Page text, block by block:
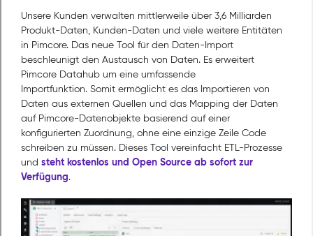
Unsere Kunden verwalten mittlerweile über 3,6 Milliarden
Produkt-Daten, Kunden-Daten und viele weitere Entitäten
in Pimcore. Das neue Tool für den Daten-Import
beschleunigt den Austausch von Daten. Es erweitert
Pimcore Datahub um eine umfassende
Importfunktion. Somit ermöglicht es das Importieren von
Daten aus externen Quellen und das Mapping der Daten
auf Pimcore-Datenobjekte basierend auf einer
konfigurierten Zuordnung, ohne eine einzige Zeile Code
schreiben zu müssen. Dieses Tool vereinfacht ETL-Prozesse
und steht kostenlos und Open Source ab sofort zur
Verfügung.